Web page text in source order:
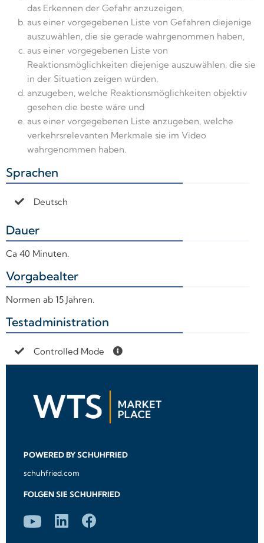
das Erkennen der Gefahr anzuzeigen,
aus einer vorgegebenen Liste von Gefahren diejenige
auszuwählen, die sie gerade wahrgenommen haben,
aus einer vorgegebenen Liste von
Reaktionsmöglichkeiten diejenige auszuwählen, die sie
in der Situation zeigen würden,
anzugeben, welche Reaktionsmöglichkeiten objektiv
gesehen die beste wäre und
aus einer vorgegebenen Liste anzugeben, welche
verkehrsrelevanten Merkmale sie im Video
wahrgenommen haben.
Sprachen
Deutsch
Dauer
Ca 40 Minuten.
Vorgabealter
Normen ab 15 Jahren.
Testadministration
Controlled Mode
POWERED BY SCHUHFRIED
schuhfried.com
FOLGEN SIE SCHUHFRIED